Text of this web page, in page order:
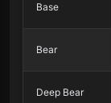
Base
Bear
Deep Bear